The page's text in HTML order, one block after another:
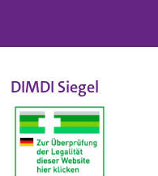
DIMDI Siegel